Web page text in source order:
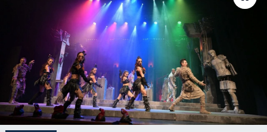
Kültür Sanat
Magazin
Moda
Nöbetçi Eczaneler
Otomobil Dünyası